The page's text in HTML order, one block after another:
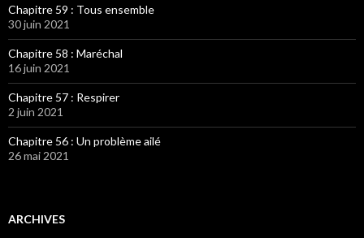
Chapitre 59 : Tous ensemble
30 juin 2021
Chapitre 58 : Maréchal
16 juin 2021
Chapitre 57 : Respirer
2 juin 2021
Chapitre 56 : Un problème ailé
26 mai 2021
ARCHIVES